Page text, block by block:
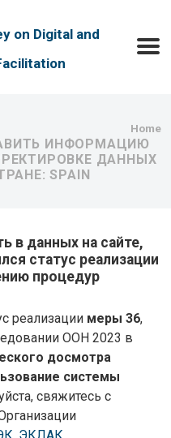
on Digital and
Home
ИНФОРМАЦИЮ
ДАННЫХ
SPAIN
в данных на сайте,
статус реализации
процедур
реализации меры 36,
ООН 2023 в
досмотра
системы
свяжитесь с